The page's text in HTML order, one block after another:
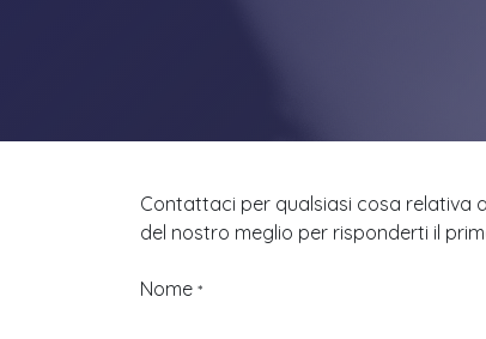
Contattaci per qualsiasi cosa relativa
del nostro meglio per risponderti il
Nome *